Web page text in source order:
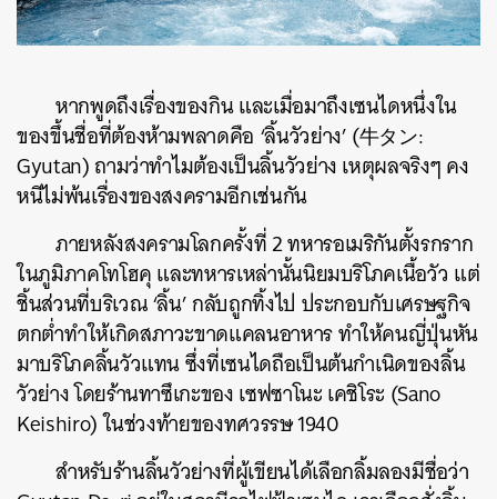
หากพูดถึงเรื่องของกิน และเมื่อมาถึงเซนไดหนึ่งใน
ของขึ้นชื่อที่ต้องห้ามพลาดคือ ‘ลิ้นวัวย่าง’ (牛タン:
Gyutan) ถามว่าทำไมต้องเป็นลิ้นวัวย่าง เหตุผลจริงๆ คง
หนีไม่พ้นเรื่องของสงครามอีกเช่นกัน
ภายหลังสงครามโลกครั้งที่ 2 ทหารอเมริกันตั้งรกราก
ในภูมิภาคโทโฮคุ และทหารเหล่านั้นนิยมบริโภคเนื้อวัว แต่
ชิ้นส่วนที่บริเวณ ‘ลิ้น’ กลับถูกทิ้งไป ประกอบกับเศรษฐกิจ
ตกต่ำทำให้เกิดสภาวะขาดแคลนอาหาร ทำให้คนญี่ปุ่นหัน
มาบริโภคลิ้นวัวแทน ซึ่งที่เซนไดถือเป็นต้นกำเนิดของลิ้น
วัวย่าง โดยร้านทาซึเกะของ เซฟซาโนะ เคชิโระ (Sano
Keishiro) ในช่วงท้ายของทศวรรษ 1940
สำหรับร้านลิ้นวัวย่างที่ผู้เขียนได้เลือกลิ้มลองมีชื่อว่า